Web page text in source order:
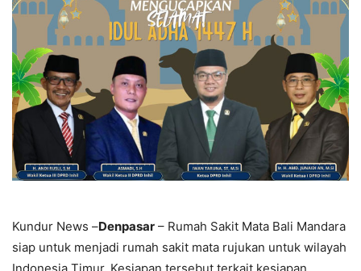
Kundur News –Denpasar – Rumah Sakit Mata Bali Mandara
siap untuk menjadi rumah sakit mata rujukan untuk wilayah